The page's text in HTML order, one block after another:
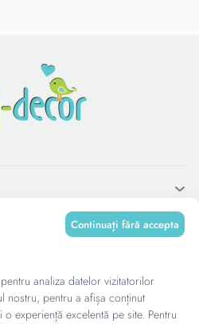
Continuați fără accepta
analiza datelor vizitatorilor
nostru, pentru a afișa conținut
experiență excelentă pe site. Pentru